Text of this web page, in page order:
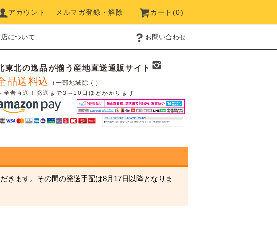
アカウント メルマガ登録・解除 カート(0)
店について お問い合わせ
東北の逸品が揃う産地直送通販サイト
品送料込
（一部地域除く）
産者直送！発送まで3～10日ほどかかります
きます。その間の発送手配は8月17日以降となりま